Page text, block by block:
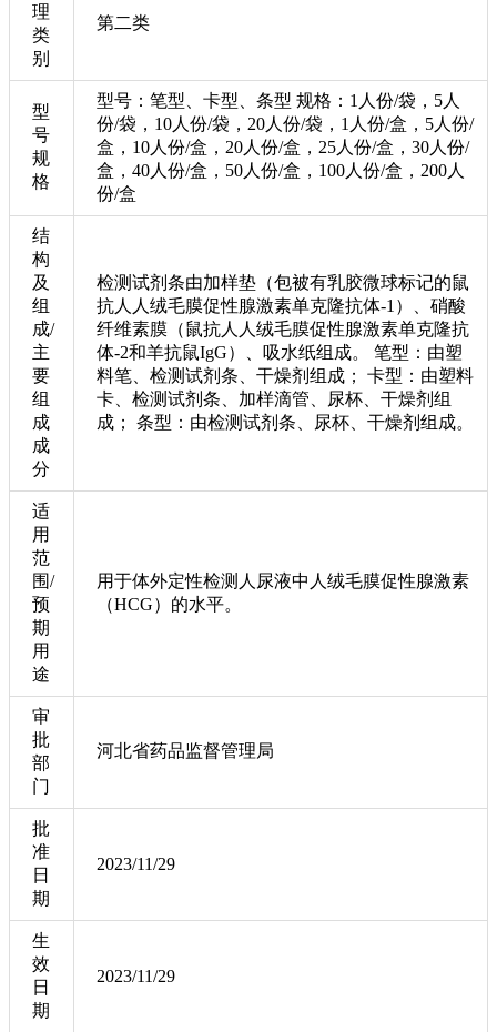
理
类
别
第二类
型
号
规
格
型号：笔型、卡型、条型 规格：1人份/袋，5人
份/袋，10人份/袋，20人份/袋，1人份/盒，5人份/
盒，10人份/盒，20人份/盒，25人份/盒，30人份/
盒，40人份/盒，50人份/盒，100人份/盒，200人
份/盒
结
构
及
组
成/
主
要
组
成
成
分
检测试剂条由加样垫（包被有乳胶微球标记的鼠
抗人人绒毛膜促性腺激素单克隆抗体-1）、硝酸
纤维素膜（鼠抗人人绒毛膜促性腺激素单克隆抗
体-2和羊抗鼠IgG）、吸水纸组成。 笔型：由塑
料笔、检测试剂条、干燥剂组成； 卡型：由塑料
卡、检测试剂条、加样滴管、尿杯、干燥剂组
成； 条型：由检测试剂条、尿杯、干燥剂组成。
适
用
范
围/
预
期
用
途
用于体外定性检测人尿液中人绒毛膜促性腺激素
（HCG）的水平。
审
批
部
门
河北省药品监督管理局
批
准
日
期
2023/11/29
生
效
日
期
2023/11/29